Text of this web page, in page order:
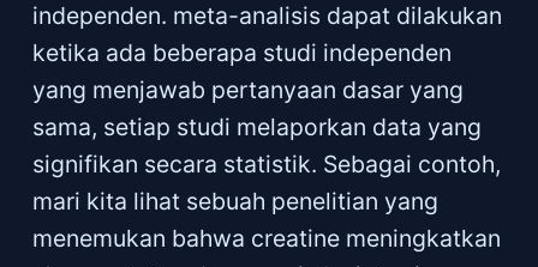
independen. meta-analisis dapat dilakukan
ketika ada beberapa studi independen
yang menjawab pertanyaan dasar yang
sama, setiap studi melaporkan data yang
signifikan secara statistik. Sebagai contoh,
mari kita lihat sebuah penelitian yang
menemukan bahwa creatine meningkatkan